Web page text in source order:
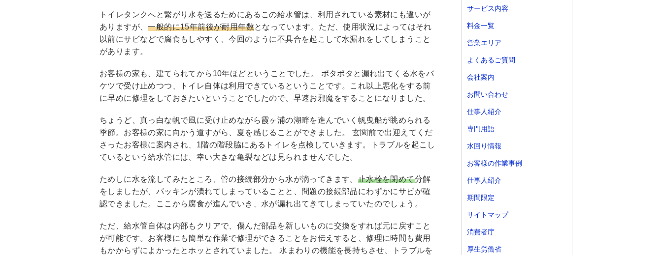
o
o
k
トイレタンクへと繋がり水を送るためにあるこの給水管は、利用されている素材にも違いが
ありますが、一般的に15年前後が耐用年数となっています。ただ、使用状況によってはそれ
以前にサビなどで腐食もしやすく、今回のように不具合を起こして水漏れをしてしまうこと
があります。
お客様の家も、建てられてから10年ほどということでした。 ポタポタと漏れ出てくる水をバ
ケツで受け止めつつ、トイレ自体は利用できているということです。これ以上悪化をする前
に早めに修理をしておきたいということでしたので、早速お邪魔をすることになりました。
ちょうど、真っ白な帆で風に受け止めながら霞ヶ浦の湖畔を進んでいく帆曳船が眺められる
季節。お客様の家に向かう道すがら、夏を感じることができました。 玄関前で出迎えてくだ
さったお客様に案内され、1階の階段脇にあるトイレを点検していきます。トラブルを起こし
ているという給水管には、幸い大きな亀裂などは見られませんでした。
ためしに水を流してみたところ、管の接続部分から水が滴ってきます。 止水栓を閉めて分解
をしましたが、パッキンが潰れてしまっていることと、問題の接続部品にわずかにサビが確
認できました。ここから腐食が進んでいき、水が漏れ出てきてしまっていたのでしょう。
ただ、給水管自体は内部もクリアで、傷んだ部品を新しいものに交換をすれば元に戻すこと
が可能です。お客様にも簡単な作業で修理ができることをお伝えすると、修理に時間も費用
もかからずによかったとホッとされていました。 水まわりの機能を長持ちさせ、トラブルを
サービス内容
料金一覧
営業エリア
よくあるご質問
会社案内
お問い合わせ
仕事人紹介
専門用語
水回り情報
お客様の作業事例
仕事人紹介
期間限定
サイトマップ
消費者庁
厚生労働省